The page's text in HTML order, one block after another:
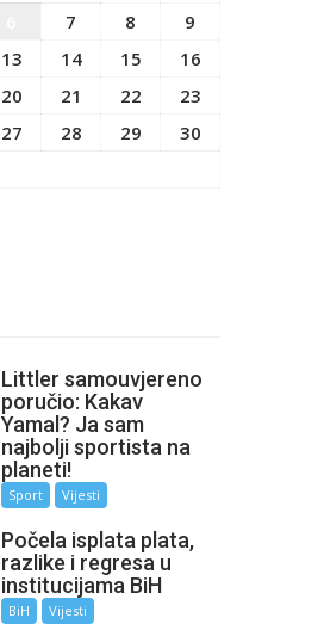
7 8
9
13 14 15
16
20 21 22
23
27 28 29
30
Littler samouvjereno
poručio: Kakav
Yamal? Ja sam
najbolji sportista na
planeti!
Sport Vijesti
Počela isplata plata,
razlike i regresa u
institucijama BiH
BiH Vijesti